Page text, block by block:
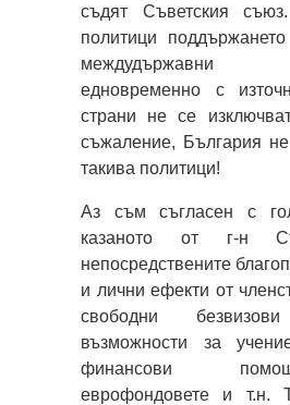
съдят Съветския
политици
междудържавни
едновременно с
страни не се
съжаление, България
такива политици!
Аз съм съгласен с
казаното от г-н
непосредствените
и лични ефекти от
свободни
възможности за
финансови
еврофондовете и т.н.